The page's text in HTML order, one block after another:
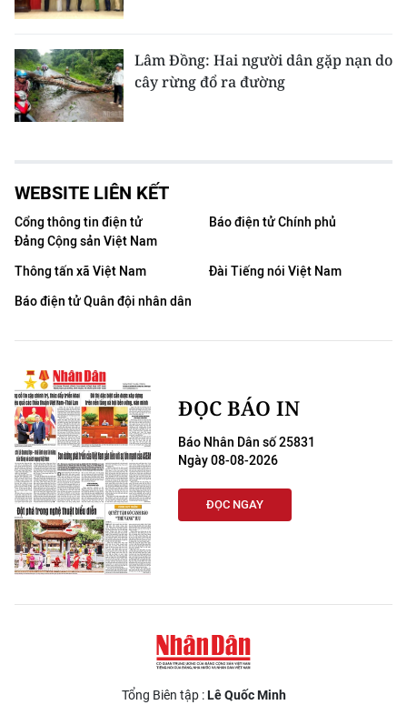
Lâm Đồng: Hai người dân gặp nạn do
cây rừng đổ ra đường
WEBSITE LIÊN KẾT
Cổng thông tin điện tử
Đảng Cộng sản Việt Nam
Báo điện tử Chính phủ
Thông tấn xã Việt Nam
Đài Tiếng nói Việt Nam
Báo điện tử Quân đội nhân dân
ĐỌC BÁO IN
Báo Nhân Dân số 25831
Ngày 08-08-2026
ĐỌC NGAY
Tổng Biên tập :Lê Quốc Minh